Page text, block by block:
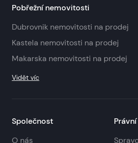
Pobřežní nemovitosti
Dubrovnik nemovitosti na prodej
Kastela nemovitosti na prodej
Makarska nemovitosti na prodej
Vidět víc
Společnost
O nás
Právní